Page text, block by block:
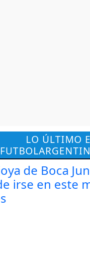
LO ÚLTIMO